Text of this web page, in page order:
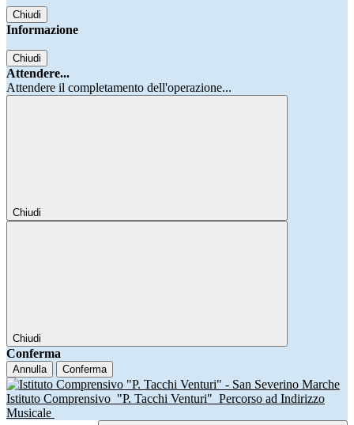
Chiudi
Informazione
Chiudi
Attendere...
Attendere il completamento dell'operazione...
Chiudi
Chiudi
Conferma
Annulla Conferma
Istituto Comprensivo "P. Tacchi Venturi" Percorso ad Indirizzo
Musicale